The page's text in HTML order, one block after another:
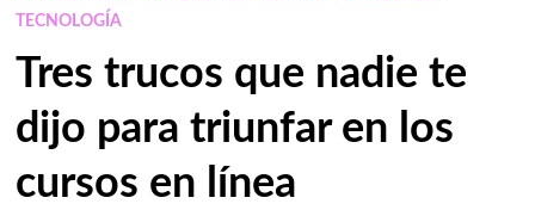
TECNOLOGÍA
Tres trucos que nadie te
dijo para triunfar en los
cursos en línea